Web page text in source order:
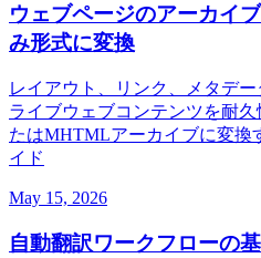
ウェブページのアーカイ
み形式に変換
レイアウト、リンク、メタデ
ライブウェブコンテンツを耐
たはMHTMLアーカイブに変換
イド
May 15, 2026
自動翻訳ワークフローの